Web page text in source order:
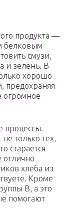
продукта —
белковым
смузи,
и зелень. В
хорошо
предохраняя
огромное
процессы.
только тех,
старается
отлично
хлеба из
Кроме
В, а это
помогают